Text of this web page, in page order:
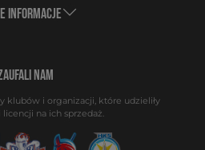
INFORMACJE
NAM
klubów i organizacji, które udzieliły
na ich sprzedaż.